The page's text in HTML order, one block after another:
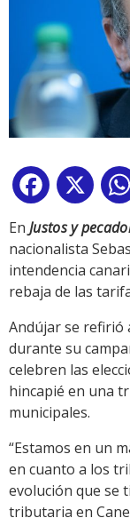
Facebook
X
En Justos y
nacionalista
intendencia
rebaja de las
Andújar se refirió
durante su
celebren las
hincapié en una
municipales.
“Estamos en un
en cuanto a los
evolución que se
tributaria en